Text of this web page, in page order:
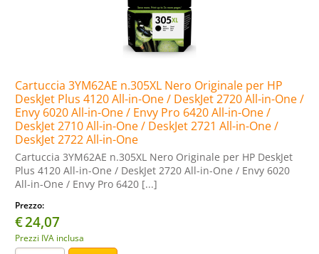
Cartuccia 3YM62AE n.305XL Nero Originale per HP
DeskJet Plus 4120 All-in-One / DeskJet 2720 All-in-One /
Envy 6020 All-in-One / Envy Pro 6420 All-in-One /
DeskJet 2710 All-in-One / DeskJet 2721 All-in-One /
DeskJet 2722 All-in-One
Cartuccia 3YM62AE n.305XL Nero Originale per HP DeskJet
Plus 4120 All-in-One / DeskJet 2720 All-in-One / Envy 6020
All-in-One / Envy Pro 6420 [...]
Prezzo:
€24,07
Prezzi IVA inclusa